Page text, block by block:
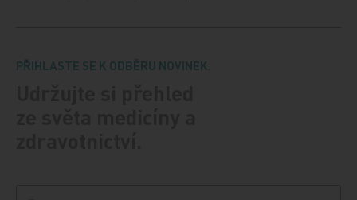
PŘIHLASTE SE K ODBĚRU NOVINEK.